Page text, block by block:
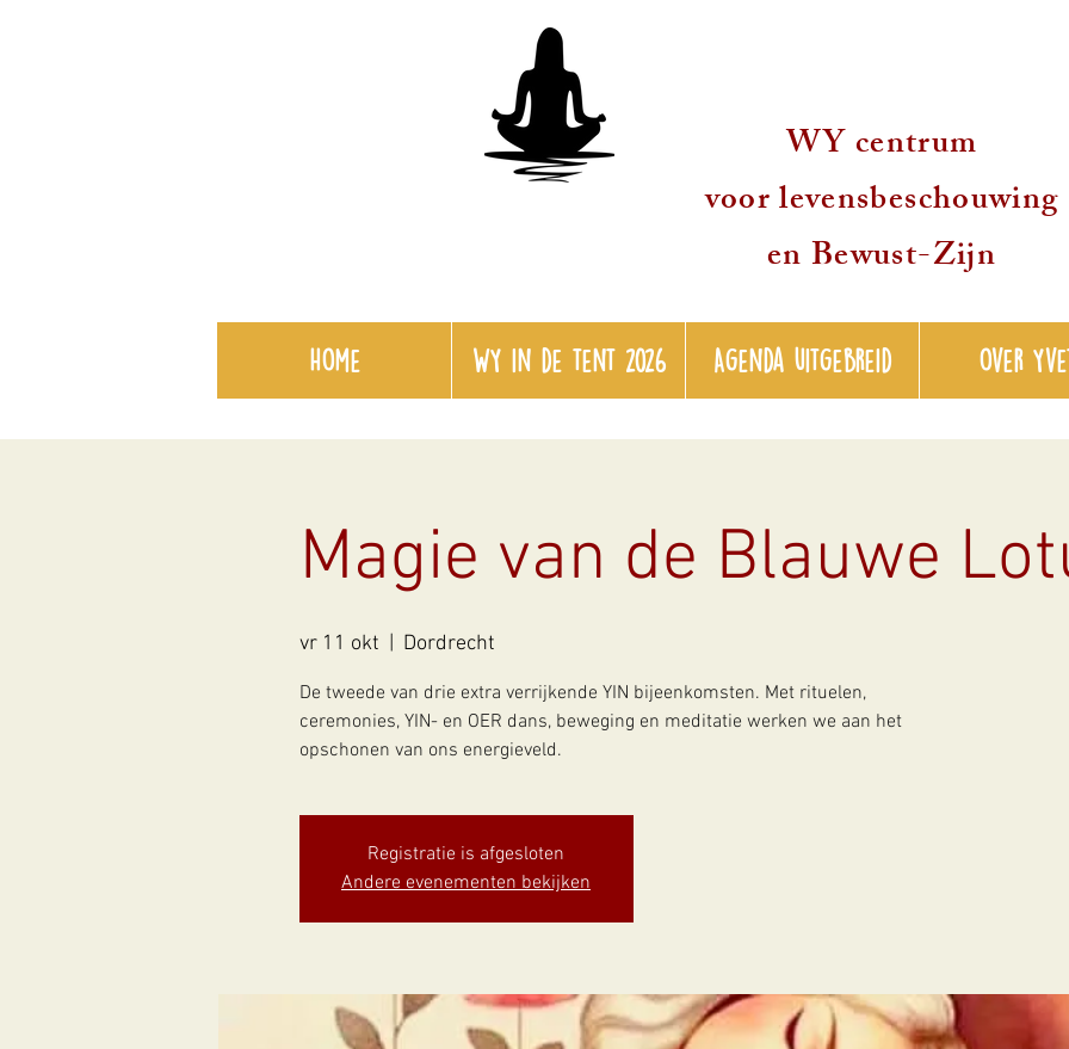
WY centrum
voor levensbeschouwing
en Bewust-Zijn
Home WY in de tent 2026 Agenda uitgebreid over
Magie van de Blauwe
vr 11 okt Dordrecht
De tweede van drie extra verrijkende YIN bijeenkomsten. Met rituelen,
ceremonies, YIN- en OER dans, beweging en meditatie werken we aan het
opschonen van ons energieveld.
Registratie is afgesloten
Andere evenementen bekijken